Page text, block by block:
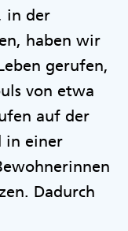
in der
haben wir
gerufen,
von etwa
auf der
in einer
Dadurch